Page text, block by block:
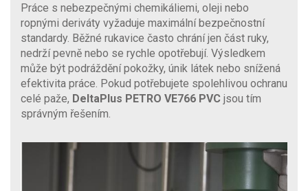
Práce s nebezpečnými chemikáliemi, oleji nebo
ropnými deriváty vyžaduje maximální bezpečnostní
standardy. Běžné rukavice často chrání jen část ruky,
nedrží pevně nebo se rychle opotřebují. Výsledkem
může být podráždění pokožky, únik látek nebo snížená
efektivita práce. Pokud potřebujete spolehlivou ochranu
celé paže, DeltaPlus PETRO VE766 PVC jsou tím
správným řešením.